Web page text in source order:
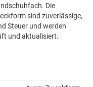
Die
sind zuverlässige,
Steuer und werden
und aktualisiert.